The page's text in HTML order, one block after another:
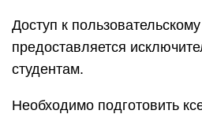
Доступ к
предоставляется
студентам.
Необходимо подготовить